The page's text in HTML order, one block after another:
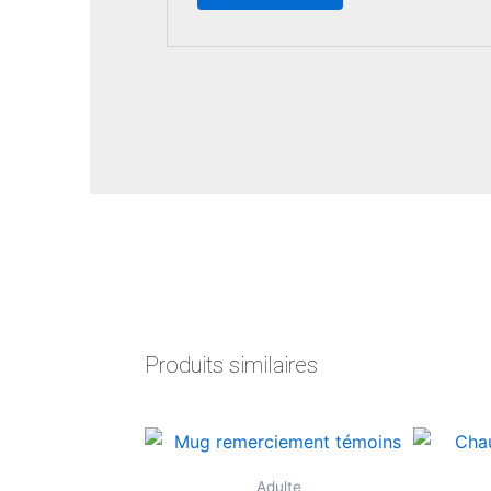
Produits similaires
Adulte